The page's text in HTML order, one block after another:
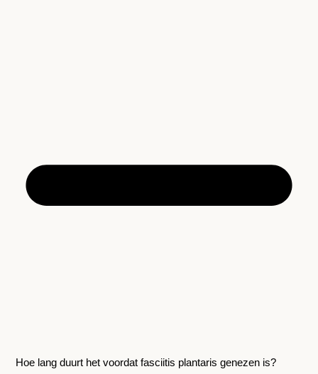
Hoe lang duurt het voordat fasciitis plantaris genezen is?